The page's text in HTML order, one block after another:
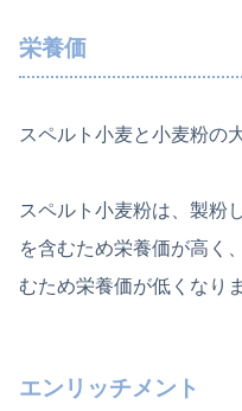
栄養価
スペルト小麦と小麦粉の
スペルト小麦粉は、製粉
を含むため栄養価が高く
むため栄養価が低くなり
エンリッチメント